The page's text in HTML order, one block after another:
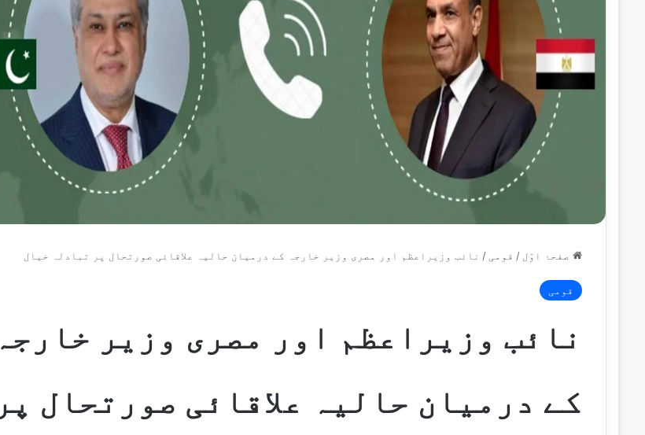
صفحۂ اوّل / قومی / نائب وزیراعظم اور مصری وزیر خارجہ کے درمیان حالیہ علاقائی صورتحال پر تبادلہ خیال
قومی
نائب وزیراعظم اور مصری وزیر خارجہ
کے درمیان حالیہ علاقائی صورتحال پر